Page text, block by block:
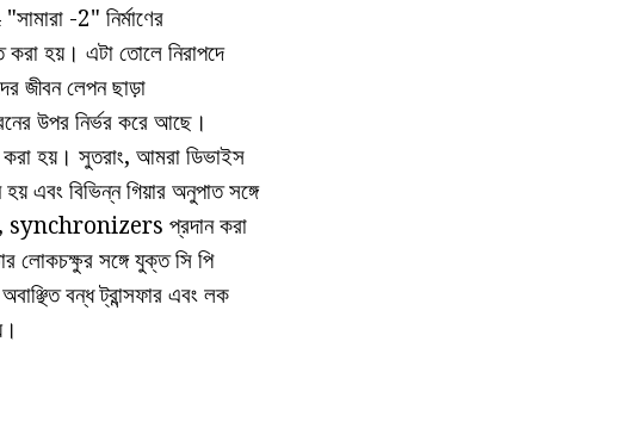
-2" নির্মাণের
করা হয়। এটা তোলে নিরাপদে
জীবন লেপন ছাড়া
উপর নির্ভর করে আছে।
হয়। সুতরাং, আমরা ডিভাইস
এবং বিভিন্ন গিয়ার অনুপাত সঙ্গে
synchronizers প্রদান করা
লোকচক্ষুর সঙ্গে যুক্ত সি পি
বন্ধ ট্রান্সফার এবং লক